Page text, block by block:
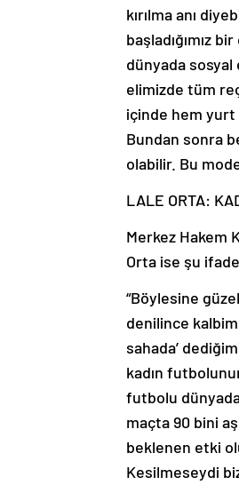
kırılma anı
başladığımız
dünyada sosyal
elimizde tüm
içinde hem yurt
Bundan sonra
olabilir. Bu
LALE ORTA:
Merkez Hakem
Orta ise şu
“Böylesine
denilince kalbim
sahada’
kadın
futbolu
maçta 90 bini
beklenen etki
Kesilmeseydi